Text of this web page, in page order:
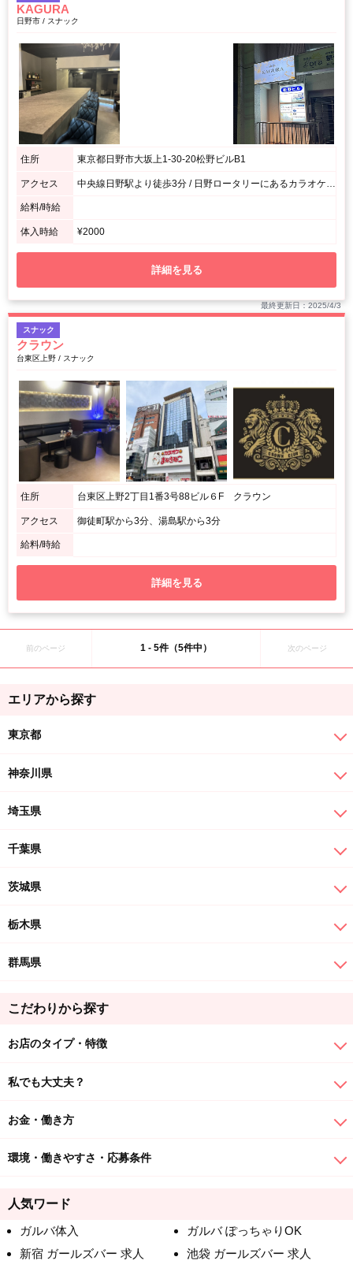
KAGURA
日野市 / スナック
住所 東京都日野市大坂上1-30-20松野ビルB1
アクセス 中央線日野駅より徒歩3分 / 日野ロータリーにあるカラオケボックスまねきねこの隣のビル
給料/時給
体入時給 ¥2000
詳細を見る
最終更新日：2025/4/3
スナック
クラウン
台東区上野 / スナック
住所 台東区上野2丁目1番3号88ビル６F クラウン
アクセス 御徒町駅から3分、湯島駅から3分
給料/時給
詳細を見る
前のページ 1 - 5件（5件中） 次のページ
エリアから探す
東京都
神奈川県
埼玉県
千葉県
茨城県
栃木県
群馬県
こだわりから探す
お店のタイプ・特徴
私でも大丈夫？
お金・働き方
環境・働きやすさ・応募条件
人気ワード
ガルバ体入
ガルバ ぽっちゃりOK
新宿 ガールズバー 求人
池袋 ガールズバー 求人